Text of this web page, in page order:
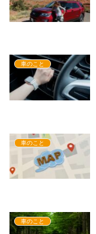
車のこと
車のこと
車のこと